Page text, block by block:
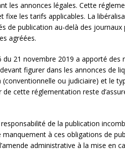
les annonces légales. Cette
fixe les tarifs applicables. La
de publication au-delà des
agréées.
du 21 novembre 2019 a apporté
figurer dans les annonces de
ou judiciaire) et le
de cette réglementation reste
de la publication
manquement à ces obligations de
administrative à la mise en